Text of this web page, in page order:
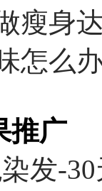
瘦身
怎么
推广
发-